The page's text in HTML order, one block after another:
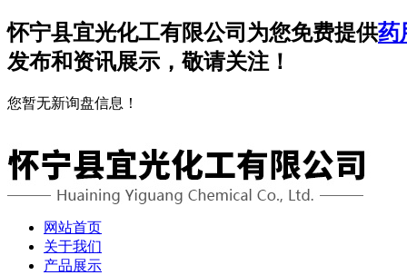
怀宁县宜光化工有限公司为您免费提供药
发布和资讯展示，敬请关注！
您暂无新询盘信息！
网站首页
关于我们
产品展示